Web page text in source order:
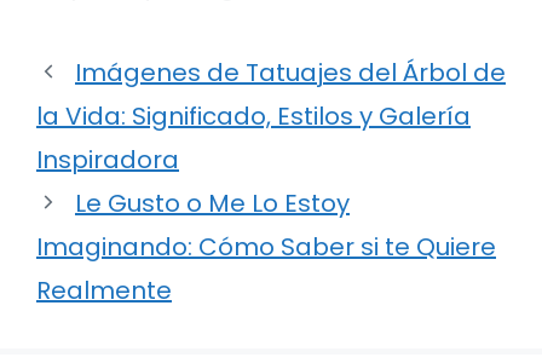
Imágenes de Tatuajes del Árbol de
la Vida: Significado, Estilos y Galería
Inspiradora
Le Gusto o Me Lo Estoy
Imaginando: Cómo Saber si te Quiere
Realmente